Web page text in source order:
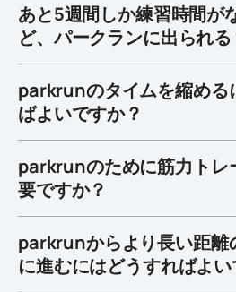
あと5週間しか練習時間が
ど、パークランに出られる
parkrunのタイムを縮める
ばよいですか？
parkrunのために筋力トレ
要ですか？
parkrunからより長い距離
に進むにはどうすればよい